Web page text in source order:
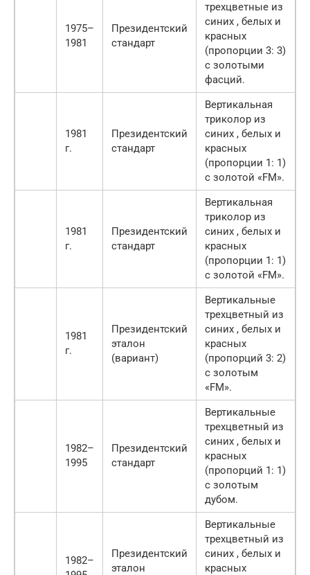
1975–
1981
Президентский
стандарт
трехцветные из
синих , белых и
красных
(пропорции 3: 3)
с золотыми
фасций.
1981
г.
Президентский
стандарт
Вертикальная
триколор из
синих , белых и
красных
(пропорции 1: 1)
с золотой «FM».
1981
г.
Президентский
стандарт
Вертикальная
триколор из
синих , белых и
красных
(пропорции 1: 1)
с золотой «FM».
1981
г.
Президентский
эталон
(вариант)
Вертикальные
трехцветный из
синих , белых и
красных
(пропорций 3: 2)
с золотым
«FM».
1982–
1995
Президентский
стандарт
Вертикальные
трехцветный из
синих , белых и
красных
(пропорций 1: 1)
с золотым
дубом.
1982–
Президентский
эталон
Вертикальные
трехцветный из
синих , белых и
красных